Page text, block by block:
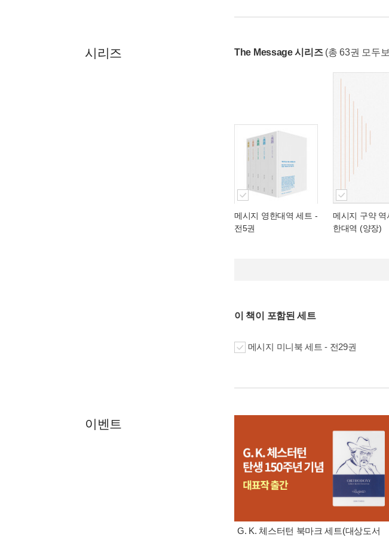
시리즈 The Message 시리즈 (총 63권 모두
메시지 영한대역 세트 -
전5권
메시지 구약 역
한대역 (양장)
이 책이 포함된 세트
메시지 미니북 세트 - 전29권
이벤트
G. K. 체스터턴 북마크 세트(대상도서